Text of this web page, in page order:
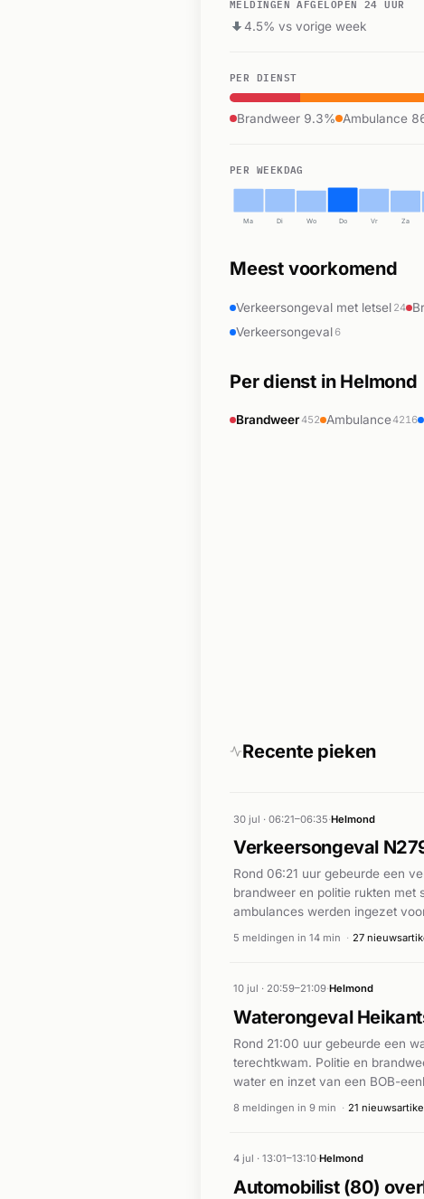
MELDINGEN AFGELOPEN 24 UUR
4.5% vs vorige week
PER DIENST
Brandweer 9.3% Ambulance
PER WEEKDAG
Ma Di Wo Do Vr Za
Meest voorkomend
Verkeersongeval met letsel 24
Verkeersongeval 6
Per dienst in Helmond
Brandweer452 Ambulance4216
Recente pieken
30 jul · 06:21–06:35·Helmond
Verkeersongeval
Rond 06:21 uur gebeurde een
brandweer en politie rukten met
ambulances werden ingezet
adequaat afgehandeld door de
5 meldingen in 14 min · 27
10 jul · 20:59–21:09·Helmond
Waterongeval
Rond 21:00 uur gebeurde een
terechtkwam. Politie en
water en inzet van een BOB-
bevatten geen verdere details
8 meldingen in 9 min · 21
4 jul · 13:01–13:10·Helmond
Automobilist (80)